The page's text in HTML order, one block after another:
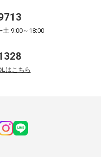
9:00～18:00
はこちら